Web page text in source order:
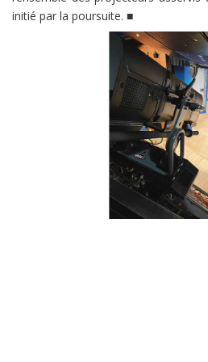
initié par lapoursuite.■